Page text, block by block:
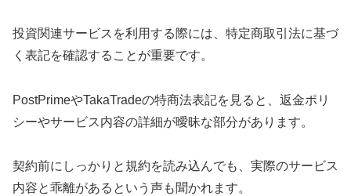
投資関連サービスを利用する際には、特定商取引法に基づ
く表記を確認することが重要です。
PostPrimeやTakaTradeの特商法表記を見ると、返金ポリ
シーやサービス内容の詳細が曖昧な部分があります。
契約前にしっかりと規約を読み込んでも、実際のサービス
内容と乖離があるという声も聞かれます。